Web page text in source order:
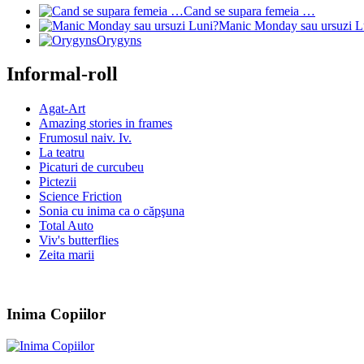
Cand se supara femeia …
Manic Monday sau ursuzi
Orygyns
Informal-roll
Agat-Art
Amazing stories in frames
Frumosul naiv. Iv.
La teatru
Picaturi de curcubeu
Pictezii
Science Friction
Sonia cu inima ca o căpşuna
Total Auto
Viv's butterflies
Zeita marii
Inima Copiilor